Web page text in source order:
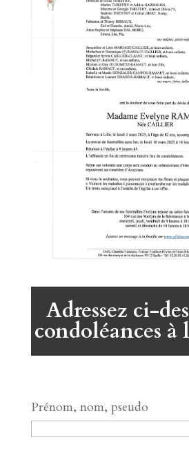
Adressez ci-
condoléances
Prénom, nom, pseudo